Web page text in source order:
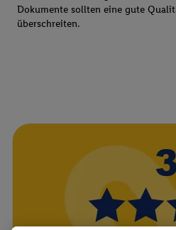
Dokumente sollten eine gute
überschreiten.